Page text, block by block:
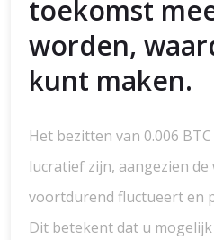
toekomst
worden,
kunt maken.
Het bezitten van 0.006
lucratief zijn, aangezien
voortdurend fluctueert en
Dit betekent dat u